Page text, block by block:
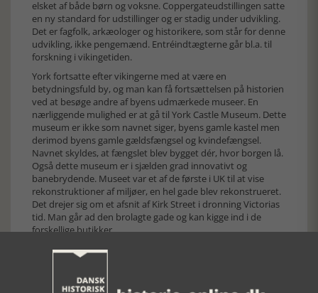
elsket af både børn og voksne. Coppergateudstillingen satte
en ny standard for udstillinger og er stadig under udvikling.
Det er fagfolk, arkæologer og historikere, som står for denne
udvikling, ikke pengemænd. Entréindtægterne går bl.a. til
forskning i vikingetiden.
York fortsatte efter vikingerne med at være en
betydningsfuld by, og man kan få fortsættelsen på historien
ved at besøge andre af byens udmærkede museer. En
nærliggende mulighed er at gå til York Castle Museum. Dette
museum er ikke som navnet siger, byens gamle kastel men
derimod byens gamle gældsfængsel og kvindefængsel.
Navnet skyldes, at fængslet blev bygget dér, hvor borgen lå.
Også dette museum er i sjælden grad innovativt og
banebrydende. Museet var et af de første i UK til at vise
rekonstruktioner af miljøer, en hel gade blev rekonstrueret.
Det drejer sig om et afsnit af Kirk Street i dronning Victorias
tid. Man går ad den brolagte gade og kan kigge ind i de
forskellige butikker.